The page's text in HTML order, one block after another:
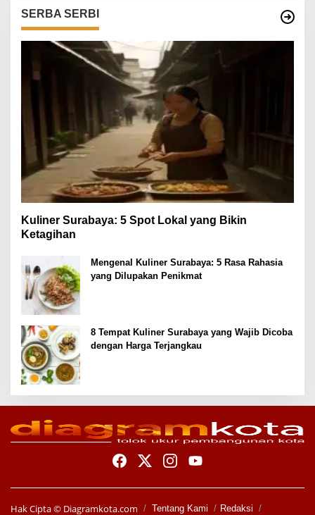
SERBA SERBI
Kuliner Surabaya: 5 Spot Lokal yang Bikin
Ketagihan
Mengenal Kuliner Surabaya: 5 Rasa Rahasia
yang Dilupakan Penikmat
8 Tempat Kuliner Surabaya yang Wajib Dicoba
dengan Harga Terjangkau
Hak Cipta © Diagramkota.com Tentang Kami Redaksi